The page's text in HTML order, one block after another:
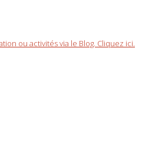
ou activités via le Blog. Cliquez ici.